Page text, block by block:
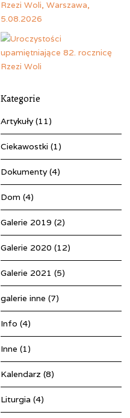
Kategorie
Artykuły(11)
Ciekawostki (1)
Dokumenty(4)
Dom (4)
Galerie 2019 (2)
Galerie 2020 (12)
Galerie 2021 (5)
galerie inne (7)
Info (4)
Inne (1)
Kalendarz (8)
Liturgia (4)